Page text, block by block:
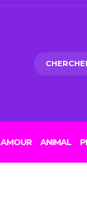
AMOUR ANIMAL